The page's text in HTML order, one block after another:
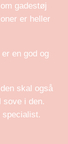
gadestøj
er heller
en god og
skal også
sove i den.
specialist.